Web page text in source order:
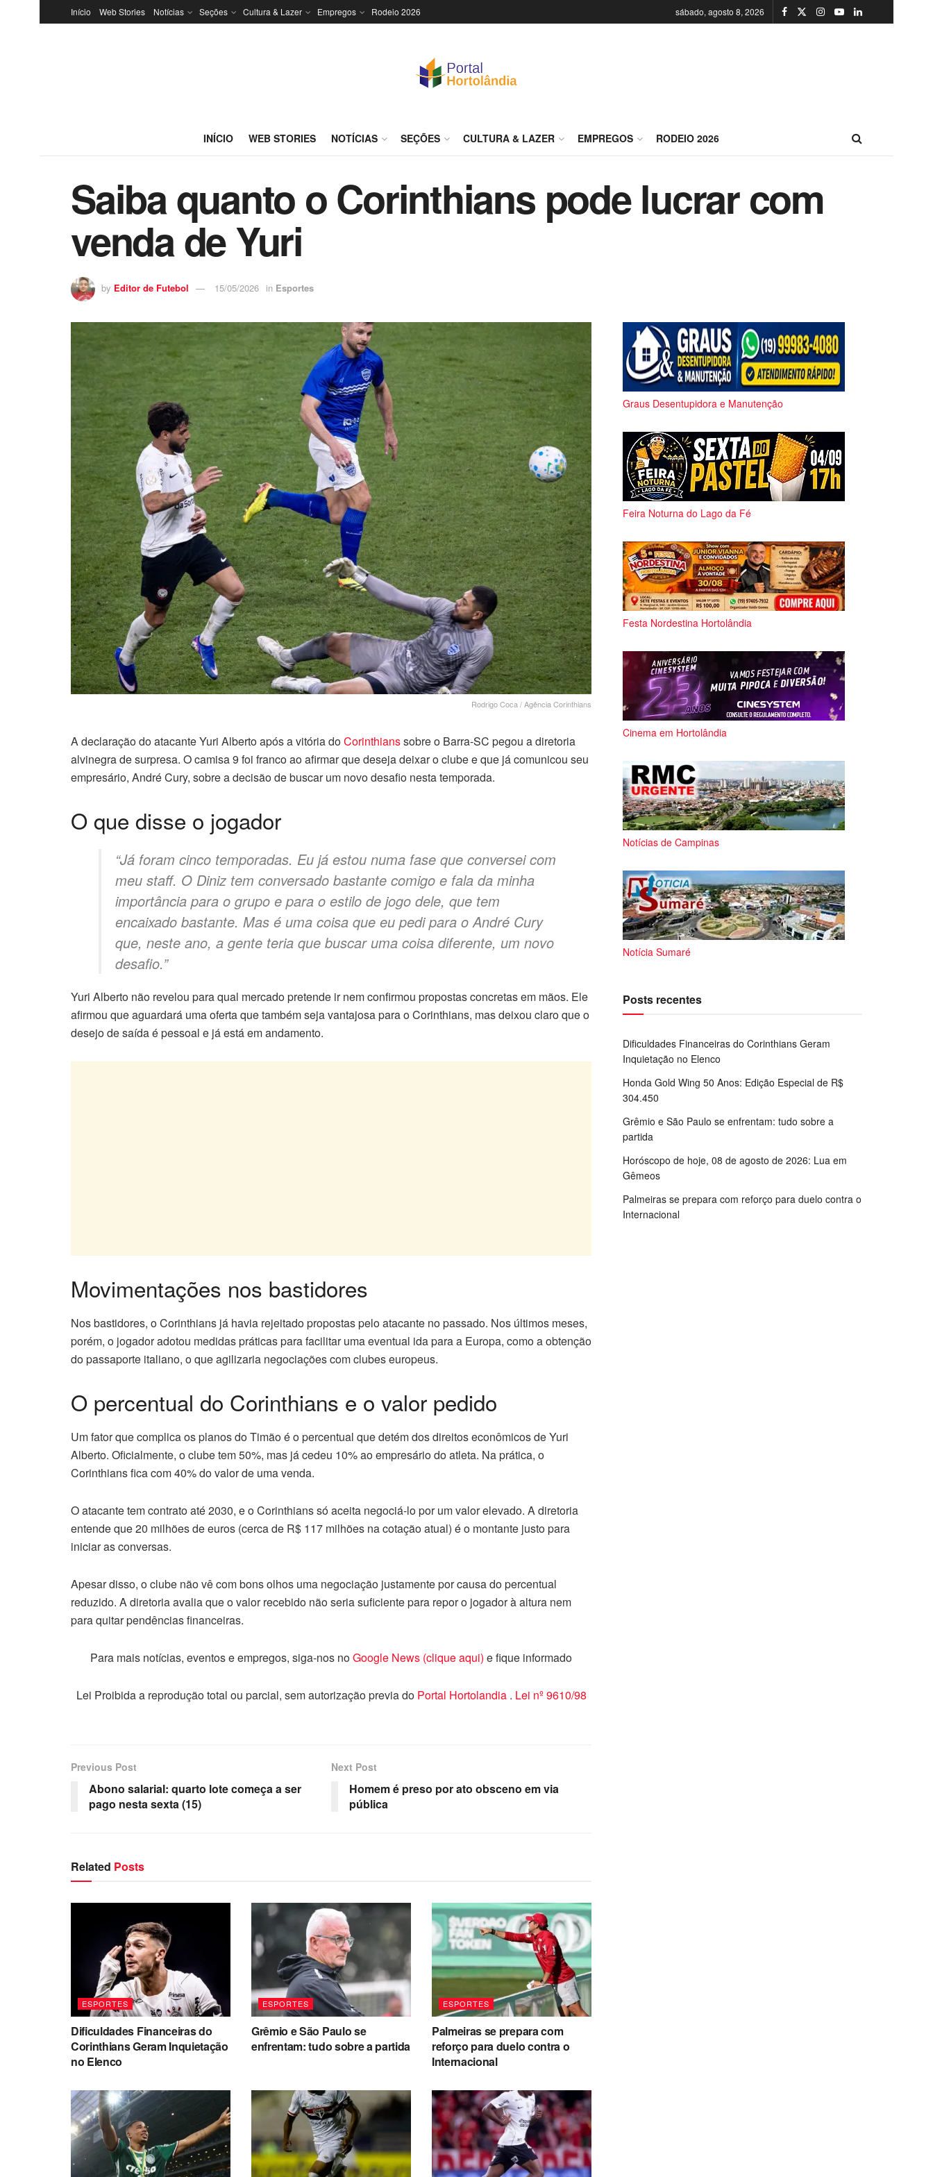
Início Web Stories Notícias Seções Cultura & Lazer Empregos Rodeio 2026 sábado, agosto 8, 2026
INÍCIO WEB STORIES NOTÍCIAS SEÇÕES CULTURA & LAZER EMPREGOS RODEIO 2026
Saiba quanto o Corinthians pode lucrar com
venda de Yuri
by Editor de Futebol 15/05/2026 in Esportes
Rodrigo Coca / Agência Corinthians
A declaração do atacante Yuri Alberto após a vitória doCorinthianssobre o Barra-SC pegou a diretoria
alvinegra de surpresa. O camisa 9 foi franco ao afirmar que deseja deixar o clube e que já comunicou seu
empresário, André Cury, sobre a decisão de buscar um novo desafio nesta temporada.
O que disse o jogador
“Já foram cinco temporadas. Eu já estou numa fase que conversei com
meu staff. O Diniz tem conversado bastante comigo e fala da minha
importância para o grupo e para o estilo de jogo dele, que tem
encaixado bastante. Mas é uma coisa que eu pedi para o André Cury
que, neste ano, a gente teria que buscar uma coisa diferente, um novo
desafio.”
Yuri Alberto não revelou para qual mercado pretende ir nem confirmou propostas concretas em mãos. Ele
afirmou que aguardará uma oferta que também seja vantajosa para o Corinthians, mas deixou claro que o
desejo de saída é pessoal e já está em andamento.
Movimentações nos bastidores
Nos bastidores, o Corinthians já havia rejeitado propostas pelo atacante no passado. Nos últimos meses,
porém, o jogador adotou medidas práticas para facilitar uma eventual ida para a Europa, como a obtenção
do passaporte italiano, o que agilizaria negociações com clubes europeus.
O percentual do Corinthians e o valor pedido
Um fator que complica os planos do Timão é o percentual que detém dos direitos econômicos de Yuri
Alberto. Oficialmente, o clube tem 50%, mas já cedeu 10% ao empresário do atleta. Na prática, o
Corinthians fica com 40% do valor de uma venda.
O atacante tem contrato até 2030, e o Corinthians só aceita negociá-lo por um valor elevado. A diretoria
entende que 20 milhões de euros (cerca de R$ 117 milhões na cotação atual) é o montante justo para
iniciar as conversas.
Apesar disso, o clube não vê com bons olhos uma negociação justamente por causa do percentual
reduzido. A diretoria avalia que o valor recebido não seria suficiente para repor o jogador à altura nem
para quitar pendências financeiras.
Para mais notícias, eventos e empregos, siga-nos noGoogle News (clique aqui) e fique informado
Lei Proibida a reprodução total ou parcial, sem autorização previa do Portal Hortolandia . Lei nº 9610/98
Previous Post
Abono salarial: quarto lote começa a ser
pago nesta sexta (15)
Next Post
Homem é preso por ato obsceno em via
pública
Related Posts
ESPORTES
Dificuldades Financeiras do
Corinthians Geram Inquietação
no Elenco
ESPORTES
Grêmio e São Paulo se
enfrentam: tudo sobre a partida
ESPORTES
Palmeiras se prepara com
reforço para duelo contra o
Internacional
Graus Desentupidora e Manutenção
Feira Noturna do Lago da Fé
Festa Nordestina Hortolândia
Cinema em Hortolândia
Notícias de Campinas
Notícia Sumaré
Posts recentes
Dificuldades Financeiras do Corinthians Geram
Inquietação no Elenco
Honda Gold Wing 50 Anos: Edição Especial de R$
304.450
Grêmio e São Paulo se enfrentam: tudo sobre a
partida
Horóscopo de hoje, 08 de agosto de 2026: Lua em
Gêmeos
Palmeiras se prepara com reforço para duelo contra o
Internacional